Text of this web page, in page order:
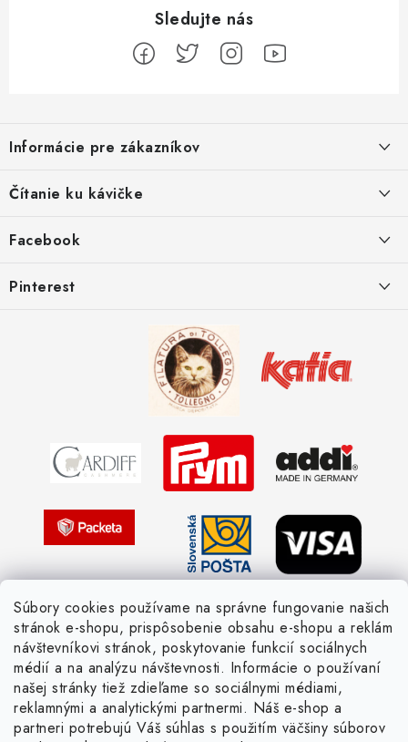
Súbory cookies používame na správne fungovanie našich
stránok e-shopu, prispôsobenie obsahu e-shopu a reklám
návštevníkovi stránok, poskytovanie funkcií sociálnych
médií a na analýzu návštevnosti. Informácie o používaní
našej stránky tiež zdieľame so sociálnymi médiami,
reklamnými a analytickými partnermi. Náš e-shop a
partneri potrebujú Váš súhlas s použitím väčšiny súborov
p
ä
Informácie pre zákazníkov
Ako sa registrovať
Kedy objednáme nový tovar
Žiadosť dotknutej osoby
Čítanie ku kávičke
Ako sa orientovať v hrúbke priadzí
Pletený slovník anglicky-česky
Pletený slovník česky-anglicky
Facebook
Pinterest